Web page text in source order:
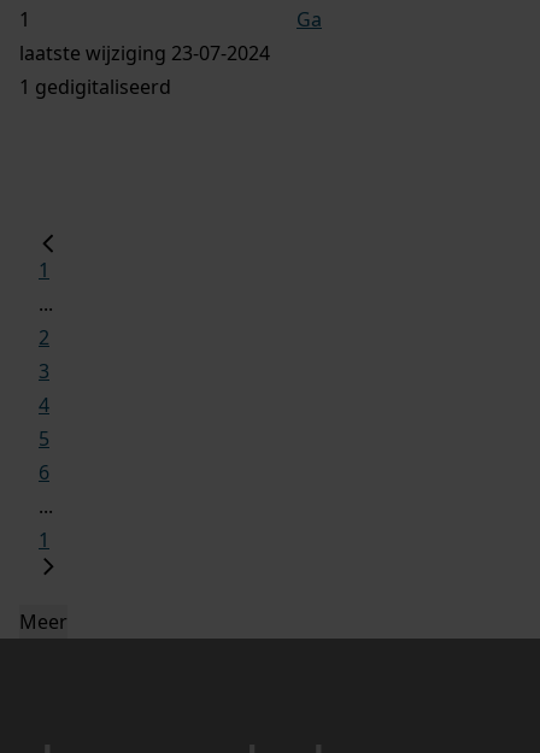
Ga
laatste wijziging 23-07-2024
1 gedigitaliseerd
1
...
2
3
4
5
6
...
1
Meer